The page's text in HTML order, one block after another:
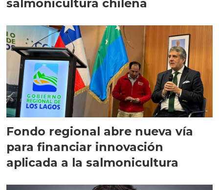
salmonicultura chilena
Fondo regional abre nueva vía
para financiar innovación
aplicada a la salmonicultura